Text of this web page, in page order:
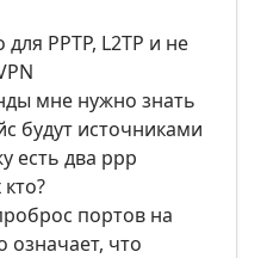
PPTP, L2TP и не
мне нужно знать
будут источниками
есть два ppp
портов на
означает, что